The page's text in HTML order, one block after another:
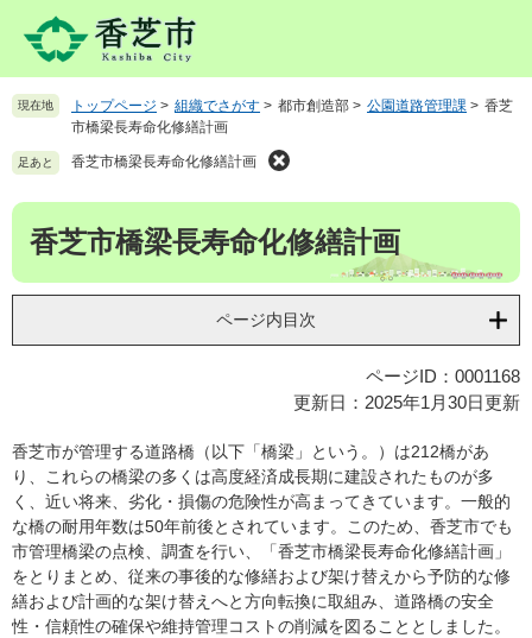
先
。
を
て
へ
現在地 トップページ > 組織でさがす > 都市創造部 > 公園道路管理課 > 香芝
市橋梁長寿命化修繕計画
足あと 香芝市橋梁長寿命化修繕計画
本
香芝市橋梁長寿命化修繕計画
ページ内目次
ページID：0001168
更新日：2025年1月30日更新
香芝市が管理する道路橋（以下「橋梁」という。）は212橋があ
り、これらの橋梁の多くは高度経済成長期に建設されたものが多
く、近い将来、劣化・損傷の危険性が高まってきています。一般的
な橋の耐用年数は50年前後とされています。このため、香芝市でも
市管理橋梁の点検、調査を行い、「香芝市橋梁長寿命化修繕計画」
をとりまとめ、従来の事後的な修繕および架け替えから予防的な修
繕および計画的な架け替えへと方向転換に取組み、道路橋の安全
性・信頼性の確保や維持管理コストの削減を図ることとしました。